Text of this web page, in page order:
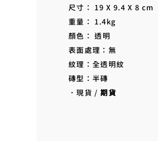
尺寸： 19 X 9.4 X 8 cm
重量： 1.4kg
顏色： 透明
表面處理：無
紋理：全透明紋
磚型：半磚
．現貨 /期貨